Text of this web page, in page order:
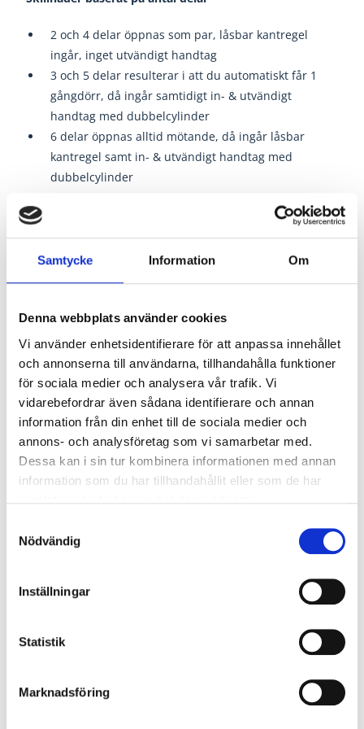
Samtycke Information Om
Denna webbplats använder cookies
Vi använder enhetsidentifierare för att anpassa innehållet
och annonserna till användarna, tillhandahålla funktioner
för sociala medier och analysera vår trafik. Vi
vidarebefordrar även sådana identifierare och annan
information från din enhet till de sociala medier och
annons- och analysföretag som vi samarbetar med.
Dessa kan i sin tur kombinera informationen med annan
information som du har tillhandahållit eller som de har
Nödvändig
Inställningar
Statistik
Marknadsföring
2 och 4 delar öppnas som par, låsbar kantregel
ingår, inget utvändigt handtag
3 och 5 delar resulterar i att du automatiskt får 1
gångdörr, då ingår samtidigt in- & utvändigt
handtag med dubbelcylinder
6 delar öppnas alltid mötande, då ingår låsbar
kantregel samt in- & utvändigt handtag med
dubbelcylinder
Monteringsanvisning
Schüco Vikparti AS FD75
Tröskelritning
med Schüco.